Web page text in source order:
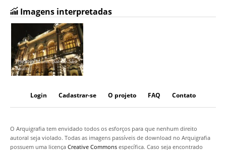
Imagens interpretadas
Theatro Municipal de São
Paulo
Login Cadastrar-se O projeto FAQ Contato
O Arquigrafia tem envidado todos os esforços para que nenhum direito
autoral seja violado. Todas as imagens passíveis de download no Arquigrafia
possuem uma licença Creative Commons específica. Caso seja encontrado